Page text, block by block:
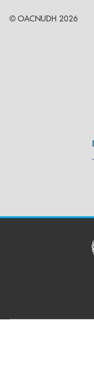
© OACNUDH 2026